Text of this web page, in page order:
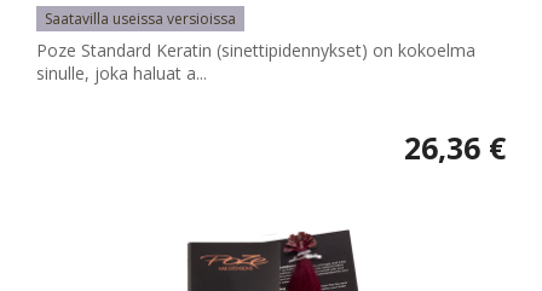
Saatavilla useissa versioissa
Poze Standard Keratin (sinettipidennykset) on kokoelma
sinulle, joka haluat a...
26,36 €